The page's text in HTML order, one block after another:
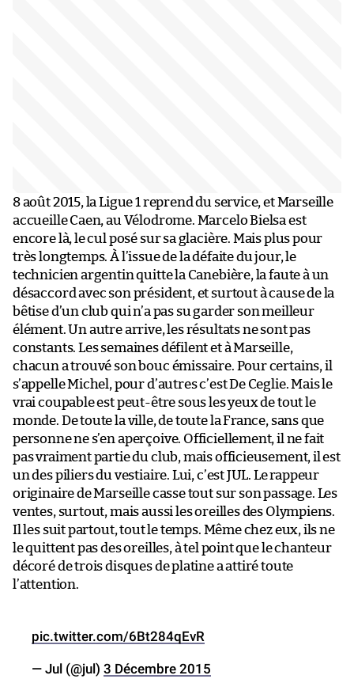
8 août 2015, la Ligue 1 reprend du service, et Marseille
accueille Caen, au Vélodrome. Marcelo Bielsa est
encore là, le cul posé sur sa glacière. Mais plus pour
très longtemps. À l’issue de la défaite du jour, le
technicien argentin quitte la Canebière, la faute à un
désaccord avec son président, et surtout à cause de la
bêtise d’un club qui n’a pas su garder son meilleur
élément. Un autre arrive, les résultats ne sont pas
constants. Les semaines défilent et à Marseille,
chacun a trouvé son bouc émissaire. Pour certains, il
s’appelle Michel, pour d’autres c’est De Ceglie. Mais le
vrai coupable est peut-être sous les yeux de tout le
monde. De toute la ville, de toute la France, sans que
personne ne s’en aperçoive. Officiellement, il ne fait
pas vraiment partie du club, mais officieusement, il est
un des piliers du vestiaire. Lui, c’est JUL. Le rappeur
originaire de Marseille casse tout sur son passage. Les
ventes, surtout, mais aussi les oreilles des Olympiens.
Il les suit partout, tout le temps. Même chez eux, ils ne
le quittent pas des oreilles, à tel point que le chanteur
décoré de trois disques de platine a attiré toute
l’attention.
pic.twitter.com/6Bt284qEvR
— Jul (@jul) 3 Décembre 2015